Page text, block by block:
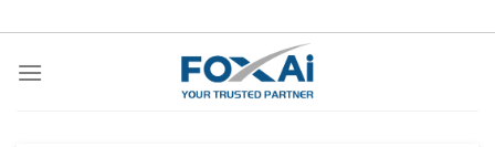
đến
nội